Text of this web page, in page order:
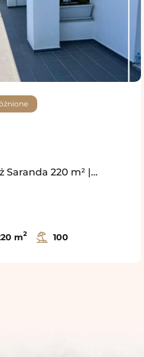
Saranda 220 m² |…
m2 100